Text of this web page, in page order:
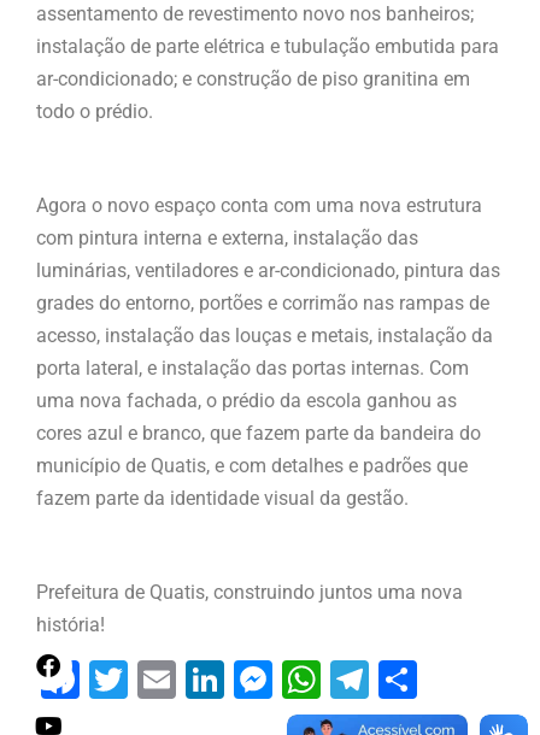
assentamento de revestimento novo nos banheiros;
instalação de parte elétrica e tubulação embutida para
ar-condicionado; e construção de piso granitina em
todo o prédio.
Agora o novo espaço conta com uma nova estrutura
com pintura interna e externa, instalação das
luminárias, ventiladores e ar-condicionado, pintura das
grades do entorno, portões e corrimão nas rampas de
acesso, instalação das louças e metais, instalação da
porta lateral, e instalação das portas internas. Com
uma nova fachada, o prédio da escola ganhou as
cores azul e branco, que fazem parte da bandeira do
município de Quatis, e com detalhes e padrões que
fazem parte da identidade visual da gestão.
Prefeitura de Quatis, construindo juntos uma nova
história!
Facebook
Twitter
EmailLinkedIn
Messenger
WhatsApp
Telegram